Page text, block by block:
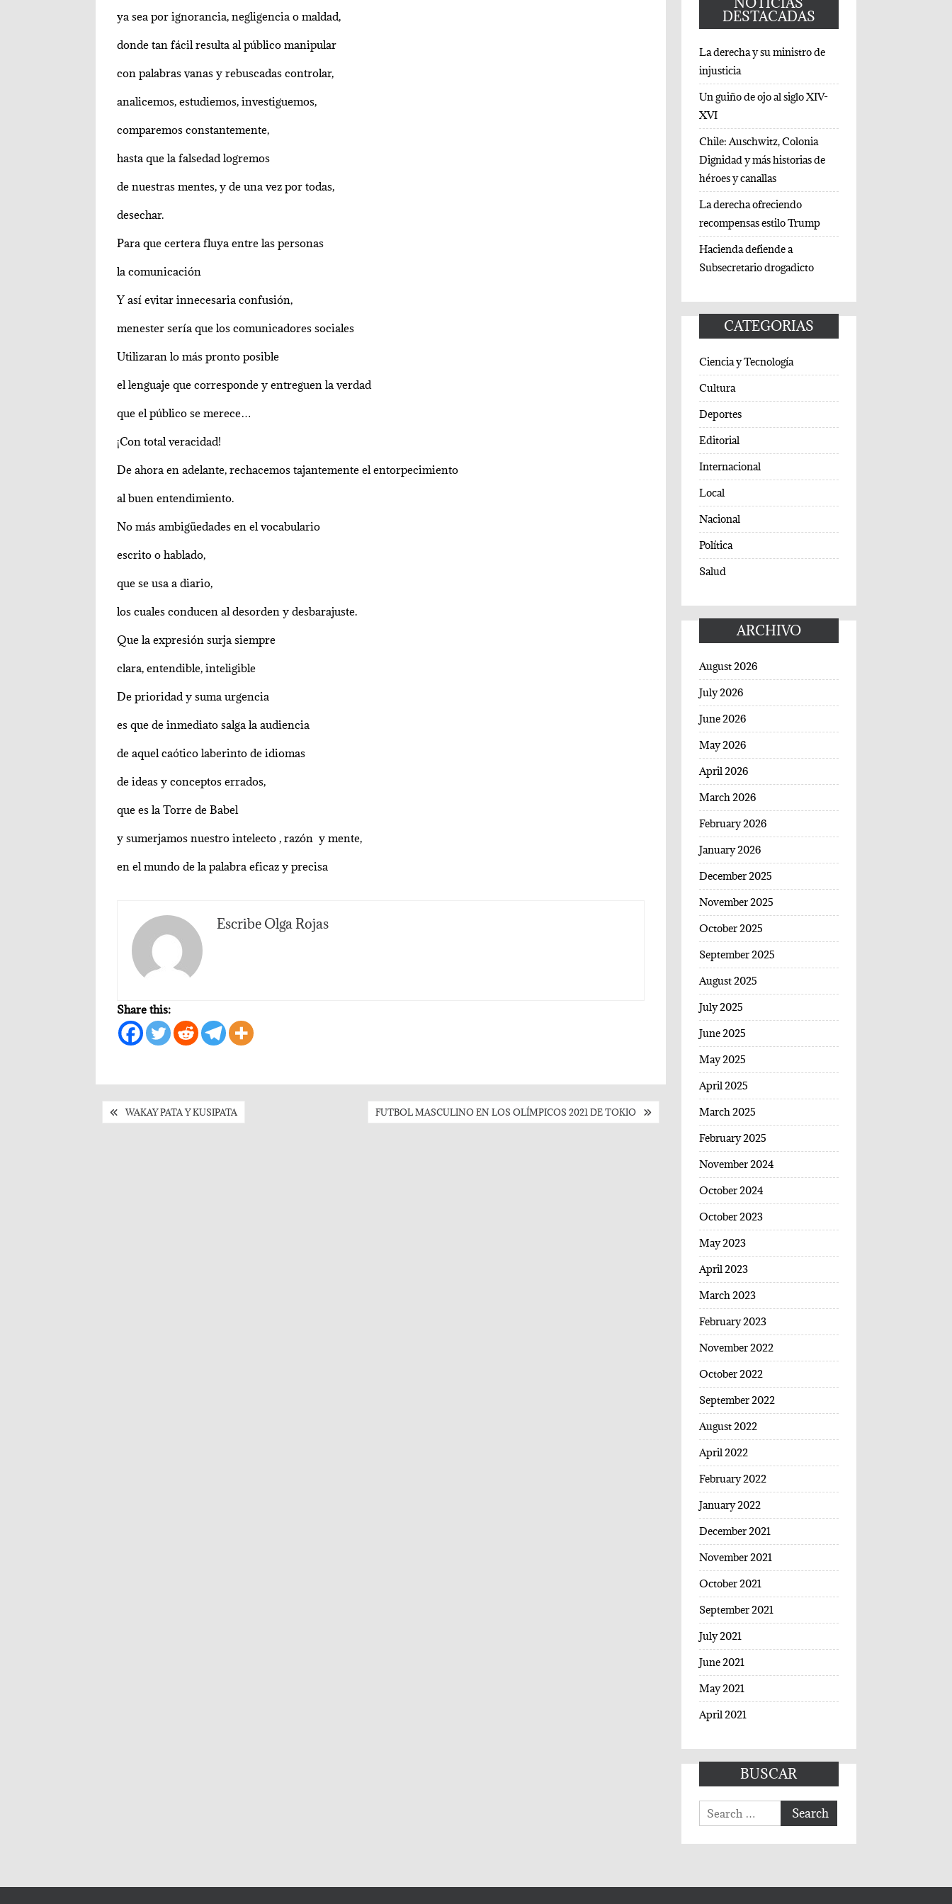
ya sea por ignorancia, negligencia o maldad,
donde tan fácil resulta al público manipular
con palabras vanas y rebuscadas controlar,
analicemos, estudiemos, investiguemos,
comparemos constantemente,
hasta que la falsedad logremos
de nuestras mentes, y de una vez por todas,
desechar.
Para que certera fluya entre las personas
la comunicación
Y así evitar innecesaria confusión,
menester sería que los comunicadores sociales
Utilizaran lo más pronto posible
el lenguaje que corresponde y entreguen la verdad
que el público se merece…
¡Con total veracidad!
De ahora en adelante, rechacemos tajantemente el entorpecimiento
al buen entendimiento.
No más ambigüedades en el vocabulario
escrito o hablado,
que se usa a diario,
los cuales conducen al desorden y desbarajuste.
Que la expresión surja siempre
clara, entendible, inteligible
De prioridad y suma urgencia
es que de inmediato salga la audiencia
de aquel caótico laberinto de idiomas
de ideas y conceptos errados,
que es la Torre de Babel
y sumerjamos nuestro intelecto , razón y mente,
en el mundo de la palabra eficaz y precisa
Escribe Olga Rojas
Share this:
PostWAKAY PATA Y KUSIPATA FUTBOL MASCULINO EN LOS OLÍMPICOS 2021 DE TOKIO
DESTACADAS
La derecha y su ministro de
injusticia
Un guiño de ojo al siglo XIV-
XVI
Chile: Auschwitz, Colonia
Dignidad y más historias de
héroes y canallas
La derecha ofreciendo
recompensas estilo Trump
Hacienda defiende a
Subsecretario drogadicto
CATEGORIAS
Ciencia y Tecnología
Cultura
Deportes
Editorial
Internacional
Local
Nacional
Política
Salud
ARCHIVO
August 2026
July 2026
June 2026
May 2026
April 2026
March 2026
February 2026
January 2026
December 2025
November 2025
October 2025
September 2025
August 2025
July 2025
June 2025
May 2025
April 2025
March 2025
February 2025
November 2024
October 2024
October 2023
May 2023
April 2023
March 2023
February 2023
November 2022
October 2022
September 2022
August 2022
April 2022
February 2022
January 2022
December 2021
November 2021
October 2021
September 2021
July 2021
June 2021
May 2021
April 2021
BUSCAR
Search
for: